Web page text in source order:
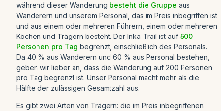
während dieser Wanderung besteht die Gruppe aus
Wanderern und unserem Personal, das im Preis inbegriffen ist
und aus einem oder mehreren Führern, einem oder mehreren
Köchen und Trägern besteht. Der Inka-Trail ist auf 500
Personen pro Tag begrenzt, einschließlich des Personals.
Da 40 % aus Wanderern und 60 % aus Personal bestehen,
geben wir lieber an, dass die Wanderung auf 200 Personen
pro Tag begrenzt ist. Unser Personal macht mehr als die
Hälfte der zulässigen Gesamtzahl aus.
Es gibt zwei Arten von Trägern: die im Preis inbegriffenen